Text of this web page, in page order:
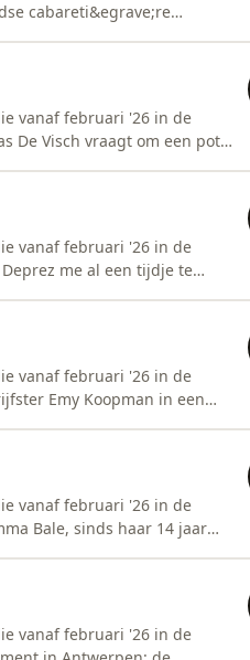
cabareti&egrave;re
vanaf februari '26 in de
De Visch vraagt om een potje
vanaf februari '26 in de
me al een tijdje te
vanaf februari '26 in de
Emy Koopman in een
vanaf februari '26 in de
Bale, sinds haar 14 jaar
vanaf februari '26 in de